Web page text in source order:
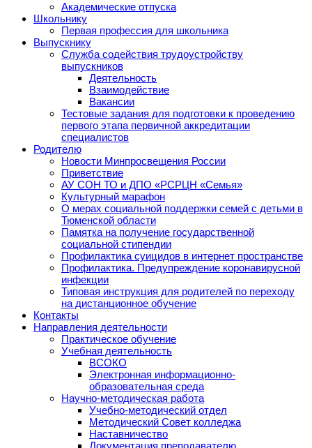
Академические отпуска
Школьнику
Первая профессия для школьника
Выпускнику
Служба содействия трудоустройству
выпускников
Деятельность
Взаимодействие
Вакансии
Тестовые задания для подготовки к проведению
первого этапа первичной аккредитации
специалистов
Родителю
Новости Минпросвещения России
Приветствие
АУ СОН ТО и ДПО «РСРЦН «Семья»
Культурный марафон
О мерах социальной поддержки семей с детьми в
Тюменской области
Памятка на получение государственной
социальной стипендии
Профилактика суицидов в интернет пространстве
Профилактика. Предупреждение коронавирусной
инфекции
Типовая инструкция для родителей по переходу
на дистанционное обучение
Контакты
Направления деятельности
Практическое обучение
Учебная деятельность
ВСОКО
Электронная информационно-
образовательная среда
Научно-методическая работа
Учебно-методический отдел
Методический Совет колледжа
Наставничество
Документация преподавателю